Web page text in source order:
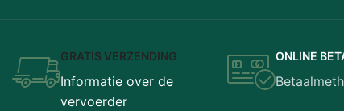
GRATIS VERZENDING
Informatie over de
vervoerder
ONLINE